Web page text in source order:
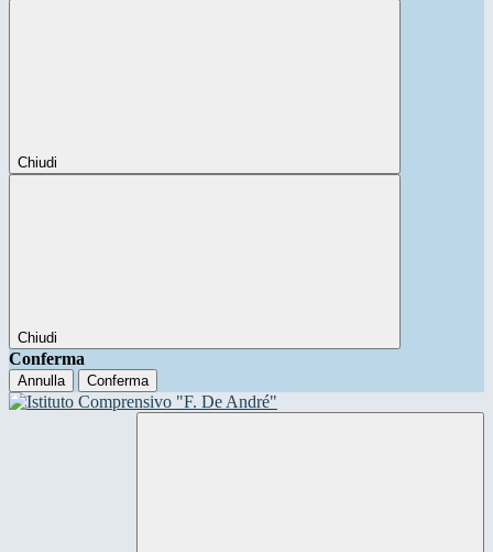
Chiudi
Chiudi
Conferma
Annulla Conferma